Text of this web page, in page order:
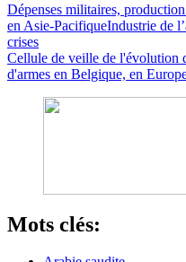
Dépenses militaires,
en Asie-PacifiqueIndustrie de
crises
Cellule de veille de l'évolution
d'armes en Belgique, en
Mots clés: